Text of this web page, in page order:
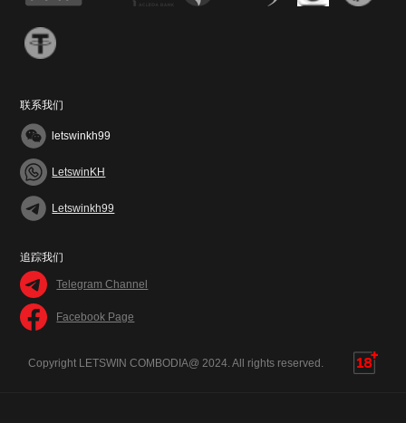
联系我们
letswinkh99
LetswinKH
Letswinkh99
追踪我们
Telegram Channel
Facebook Page
Copyright LETSWIN COMBODIA@ 2024. All rights reserved.